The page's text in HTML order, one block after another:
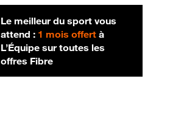
Le meilleur du sport vous
attend : 1 mois offertà
L’Équipe sur toutes les
offres Fibre